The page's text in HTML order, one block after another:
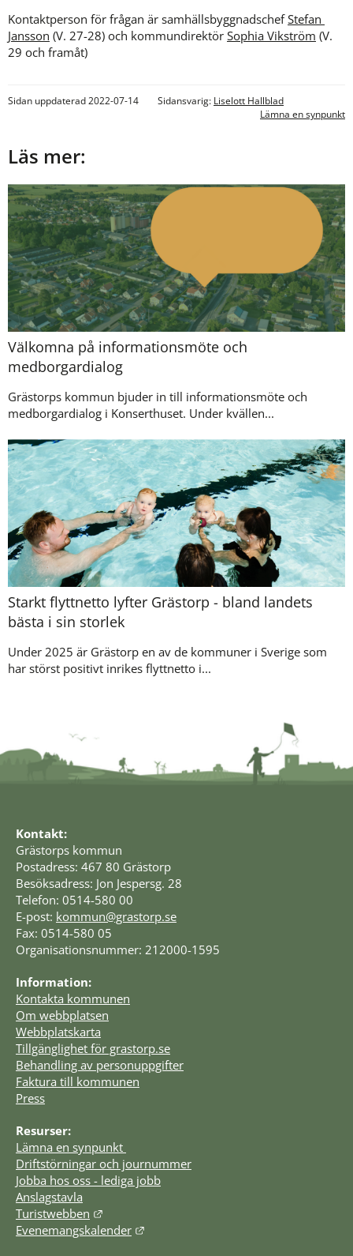
Kontaktperson för frågan är samhällsbyggnadschef Stefan
Jansson (V. 27-28) och kommundirektör Sophia Vikström (V.
29 och framåt)
Sidan uppdaterad 2022-07-14 Sidansvarig: Liselott Hallblad
Lämna en synpunkt
Läs mer:
Välkomna på informationsmöte och
medborgardialog
Grästorps kommun bjuder in till informationsmöte och
medborgardialog i Konserthuset. Under kvällen...
Starkt flyttnetto lyfter Grästorp - bland landets
bästa i sin storlek
Under 2025 är Grästorp en av de kommuner i Sverige som
har störst positivt inrikes flyttnetto i...
Kontakt:
Grästorps kommun
Postadress: 467 80 Grästorp
Besöksadress: Jon Jespersg. 28
Telefon: 0514-580 00
E-post: kommun@grastorp.se
Fax: 0514-580 05
Organisationsnummer: 212000-1595
Information:
Kontakta kommunen
Om webbplatsen
Webbplatskarta
Tillgänglighet för grastorp.se
Behandling av personuppgifter
Faktura till kommunen
Press
Resurser:
Lämna en synpunkt
Driftstörningar och journummer
Jobba hos oss - lediga jobb
Anslagstavla
Turistwebben
Länk till annan webbplats.
Evenemangskalender
Länk till annan webbplats.